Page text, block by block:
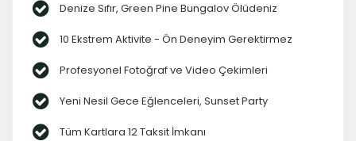
Denize Sıfır, Green Pine Bungalov Ölüdeniz
10 Ekstrem Aktivite - Ön Deneyim Gerektirmez
Profesyonel Fotoğraf ve Video Çekimleri
Yeni Nesil Gece Eğlenceleri, Sunset Party
Tüm Kartlara 12 Taksit İmkanı